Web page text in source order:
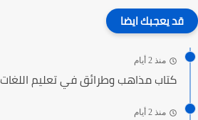
قد يعجبك ايضا
منذ 2 أيام
كتاب مذاهب وطرائق في تعليم اللغات
منذ 2 أيام